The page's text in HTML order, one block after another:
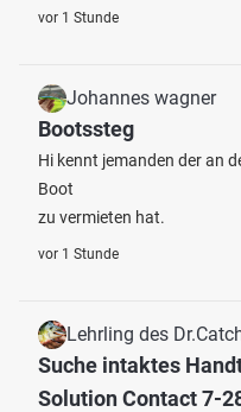
vor 1 Stunde
Johannes wagner
Bootssteg
Hi kennt jemanden der an
Boot
zu vermieten hat.
vor 1 Stunde
Lehrling des
Suche intaktes
Solution Contact 7-